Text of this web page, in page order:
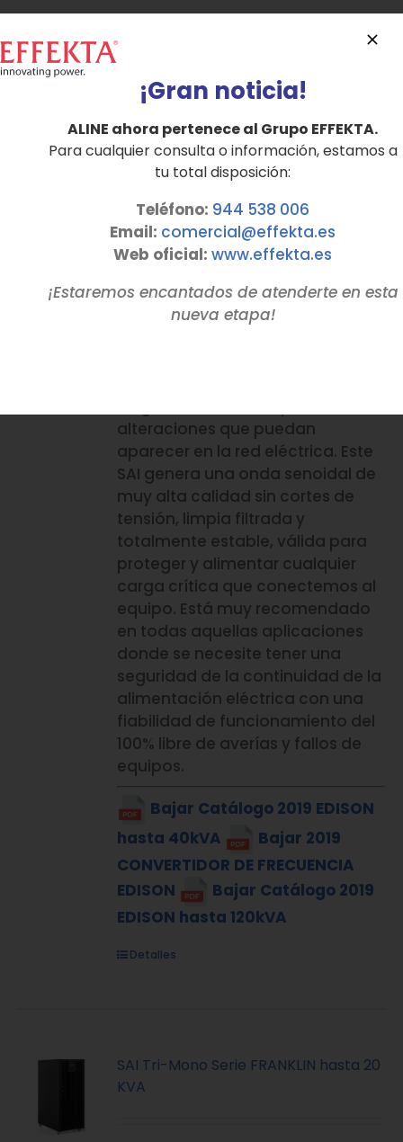
SAI Trifásico Serie EDISON hasta 120
La Serie EDISON es unSistema de
alimentación ininterrumpidaSAI
Trifásico con Tecnología Online
Doble Conversión, en Formato
Torre, diseñado para
proporcionar una alimentación
de tensión y totalmente limpia,
filtrada y estabilizada dentro del
alteraciones que puedan
aparecer en la red eléctrica. Este
SAI genera una onda senoidal de
muy alta calidad sin cortes de
tensión, limpia filtrada y
totalmente estable, válida para
proteger y alimentar cualquier
carga crítica que conectemos al
equipo. Está muy recomendado
en todas aquellas aplicaciones
donde se necesite tener una
seguridad de la continuidad de la
alimentación eléctrica con una
fiabilidad de funcionamiento del
100% libre de averías y fallos de
equipos.
Bajar Catálogo 2019 EDISON
hasta 40kVA
Bajar 2019
CONVERTIDOR DE FRECUENCIA
EDISON
Bajar Catálogo 2019
EDISON hasta 120kVA
Detalles
SAI Tri-Mono Serie FRANKLIN hasta 20
KVA
¡Gran noticia!
ALINE ahora pertenece al Grupo EFFEKTA.
Para cualquier consulta o información, estamos a
tu total disposición:
Teléfono: 944 538 006
Email: comercial@effekta.es
Web oficial: www.effekta.es
¡Estaremos encantados de atenderte en esta
nueva etapa!